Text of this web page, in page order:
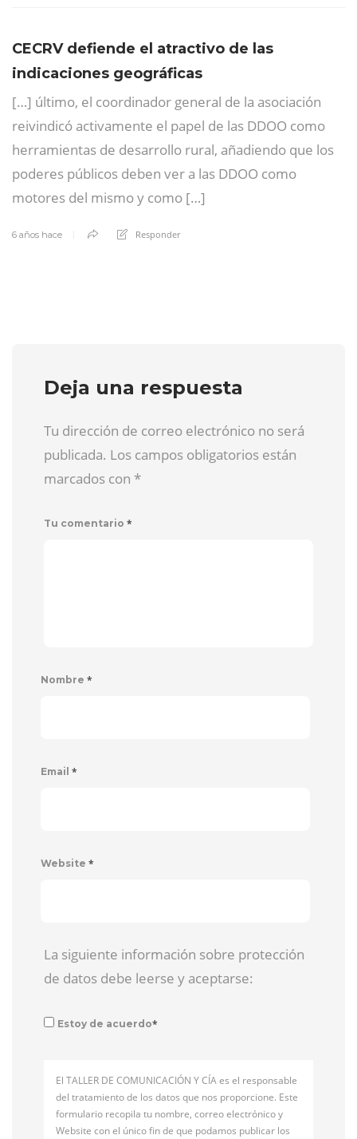
CECRV defiende el atractivo de las
indicaciones geográficas
[…] último, el coordinador general de la asociación
reivindicó activamente el papel de las DDOO como
herramientas de desarrollo rural, añadiendo que los
poderes públicos deben ver a las DDOO como
motores del mismo y como […]
6 años hace Responder
Deja una respuesta
Tu dirección de correo electrónico no será
publicada. Los campos obligatorios están
marcados con *
Tu comentario *
Nombre *
Email *
Website *
La siguiente información sobre protección
de datos debe leerse y aceptarse:
Estoy de acuerdo*
El TALLER DE COMUNICACIÓN Y CÍA es el responsable
del tratamiento de los datos que nos proporcione. Este
formulario recopila tu nombre, correo electrónico y
Website con el único fin de que podamos publicar los